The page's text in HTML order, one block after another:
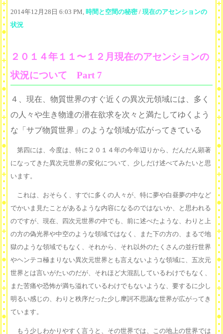
2014年12月28日 6:03 PM, 時間と空間の秘密/ 現在のアセンションの
状況
２０１４年１１〜１２月現在のアセンションの
状況について Part 7
４、現在、物質世界のすぐ近くの異次元領域には、多く
の人々や生き物達の潜在欲求を次々と満たしてゆくよう
な「サブ物質世界」のような領域が広がってきている
第四には、今度は、特に２０１４年の今年辺りから、だんだん顕著
になってきた異次元世界の変化について、少しだけ述べてみたいと思
います。
これは、おそらく、すでに多くの人々が、特に夢や白昼夢の中など
でかいま見たことがあるような内容になるのではないか、と思われる
のですが、現在、四次元世界の中でも、前に述べたような、わりと上
の方の偽光界や中空のような領域ではなく、また下の方の、まるで地
獄のような領域でもなく、それから、それ以外のたくさんの並行世界
やヘンテコ極まりない異次元世界とも言えないような領域に、五次元
世界とは言いがたいのだが、それほど大混乱しているわけでもなく、
また苦痛や恐怖が満ち溢れているわけでもないような、要するに少し
明るい感じの、わりと秩序だった少し摩訶不思議な世界が広がってき
ています。
もう少しわかりやすく言うと、その世界では、この地上の世界では